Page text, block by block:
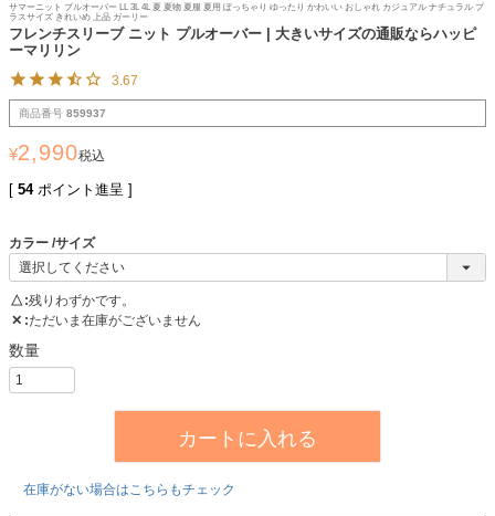
サマーニット プルオーバー LL 3L 4L 夏 夏物 夏服 夏用 ぽっちゃり ゆったり かわいい おしゃれ カジュアル ナチュラル プ
ラスサイズ きれいめ 上品 ガーリー
フレンチスリーブ ニット プルオーバー | 大きいサイズの通販ならハッピ
ーマリリン
3.67
商品番号 859937
¥2,990税込
[ 54 ポイント進呈 ]
カラー サイズ
△ 残りわずかです。
✕ ただいま在庫がございません
カートに入れる
在庫がない場合はこちらもチェック